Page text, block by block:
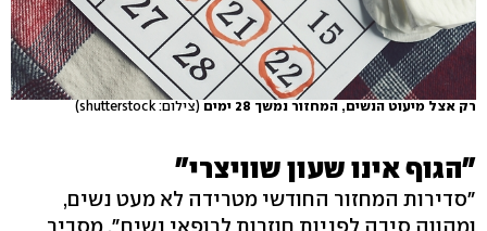
רק אצל מיעוט הנשים, המחזור נמשך 28 ימים (צילום: shutterstock)
"הגוף אינו שעון שוויצרי"
"סדירות המחזור החודשי מטרידה לא מעט נשים,
ומהווה סיבה לפניות חוזרות לרופאי נשים", מסביר